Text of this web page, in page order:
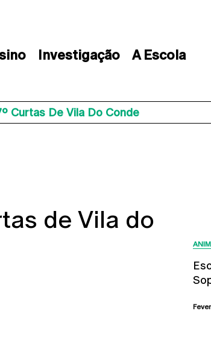
Investigação A Escola
Curtas De Vila Do Conde
de Vila do